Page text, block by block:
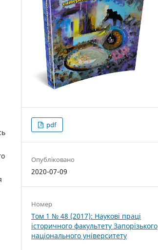
pdf
Опубліковано
2020-07-09
Номер
Том 1 № 48 (2017): Наукові праці
історичного факультету Запорізького
національного університету